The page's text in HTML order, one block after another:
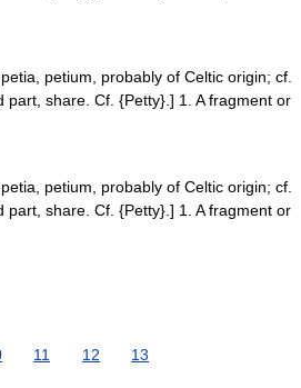
petium, probably of Celtic origin; cf.
part, share. Cf. {Petty}.] 1. A fragment or
petium, probably of Celtic origin; cf.
part, share. Cf. {Petty}.] 1. A fragment or
11 12 13